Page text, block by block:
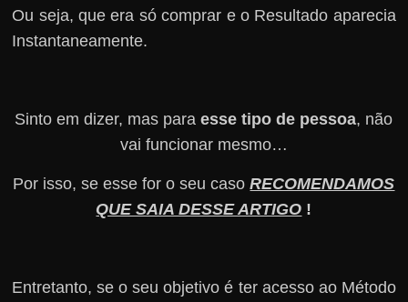
Ou seja, que era só comprar e o Resultado aparecia
Instantaneamente.
Sinto em dizer, mas paraesse tipo de pessoa, não
vai funcionar mesmo…
Por isso, se esse for o seu casoRECOMENDAMOS
QUE SAIA DESSE ARTIGO !
Entretanto, se o seu objetivo é ter acesso ao Método